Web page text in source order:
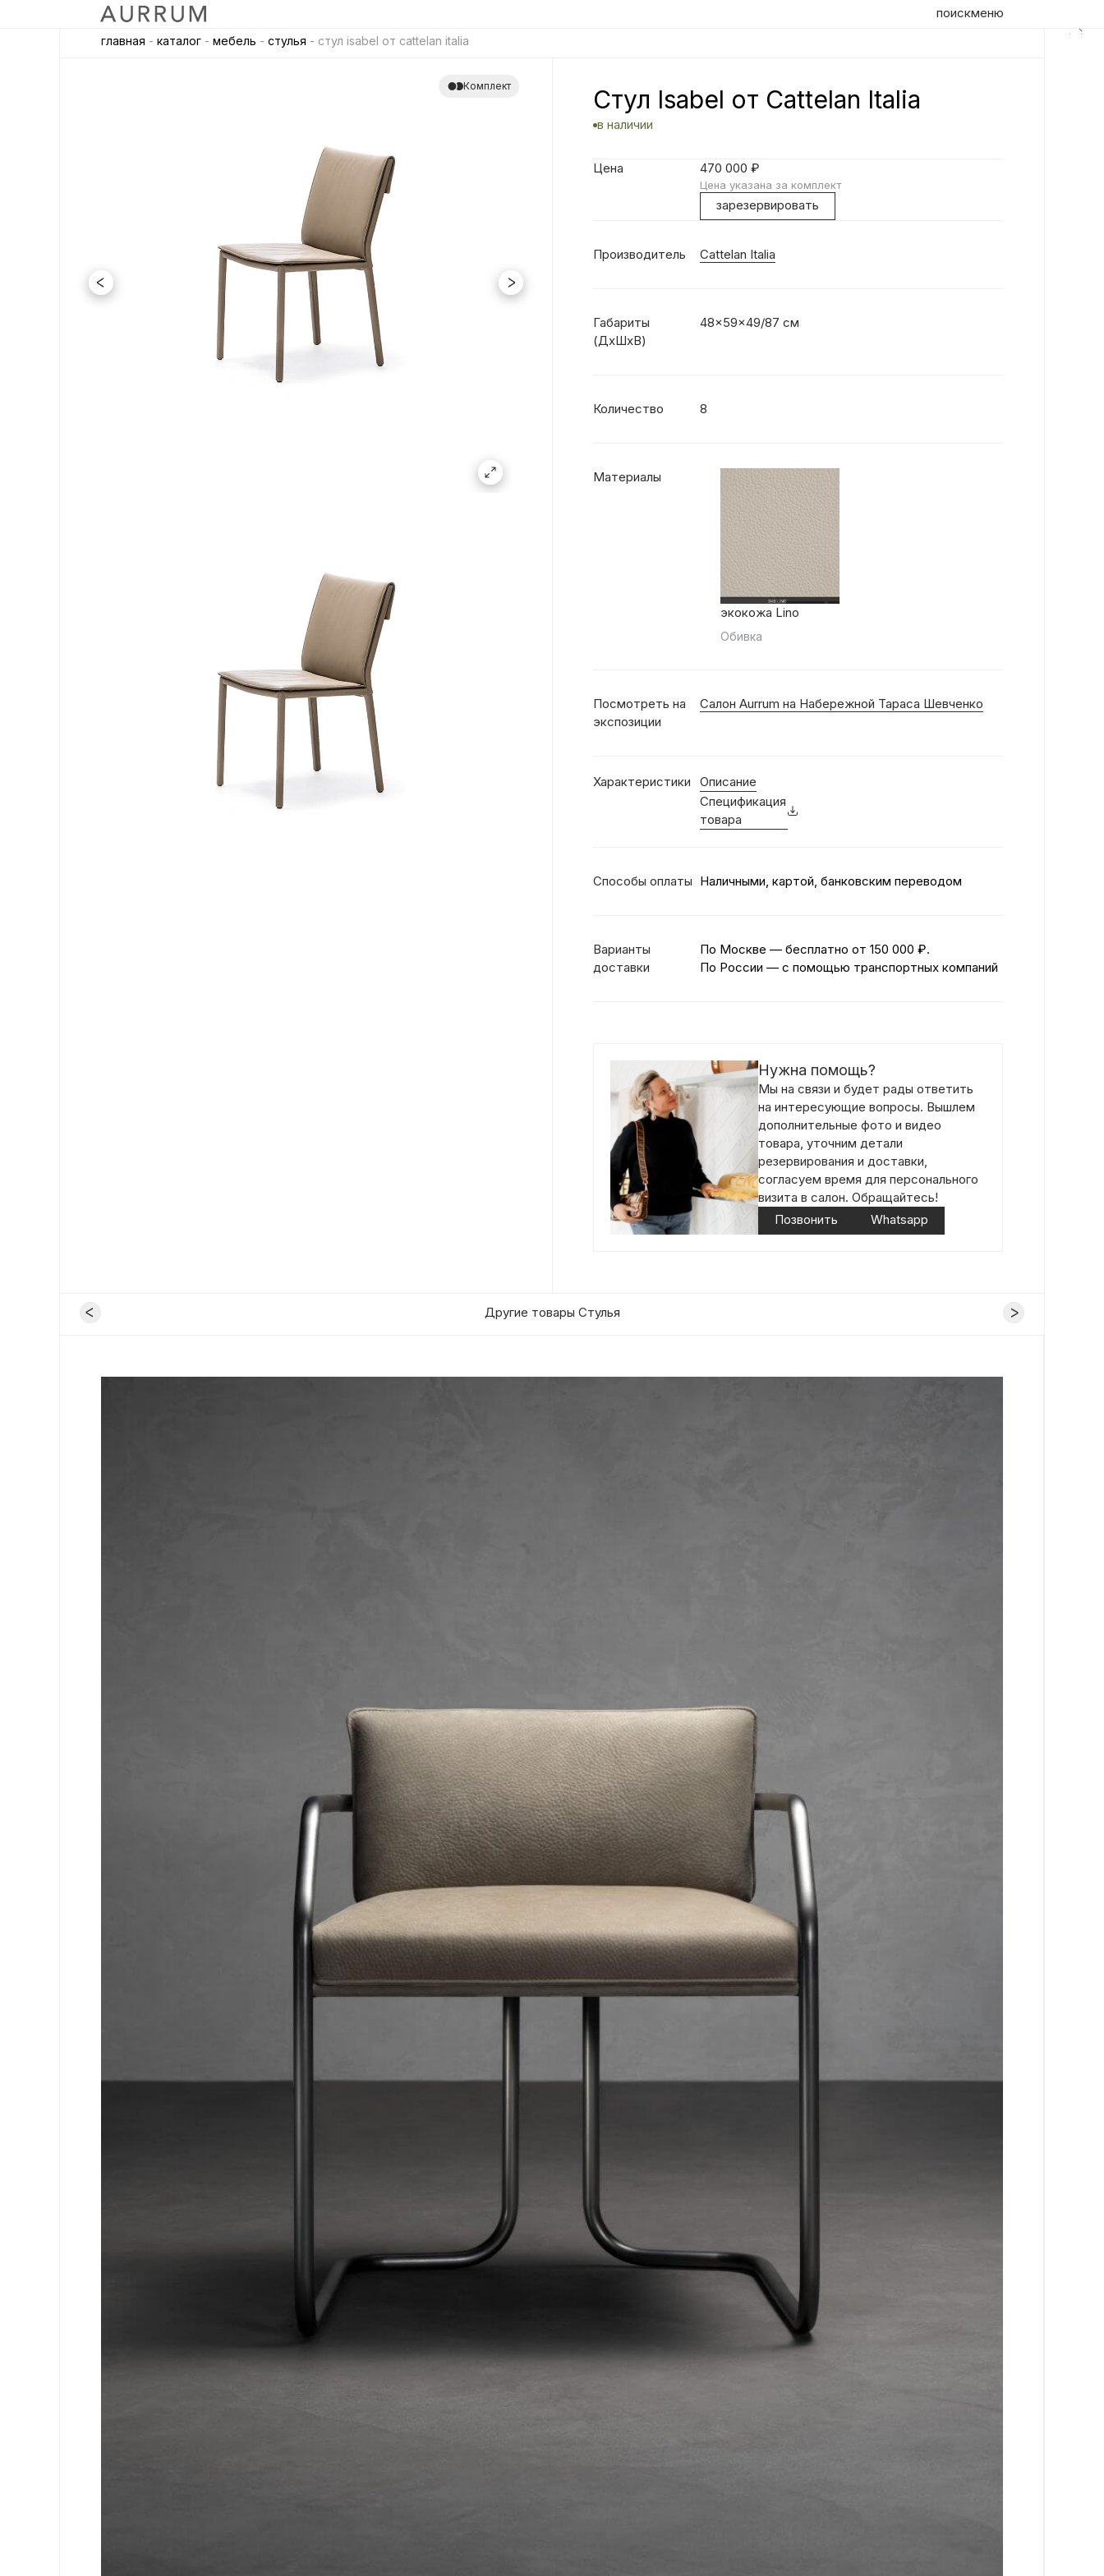
поискменю
главная - каталог - мебель - стулья - стул isabel от cattelan italia
Комплект Стул Isabel от Cattelan Italia
в наличии
Цена 470 000 ₽
Цена указана за комплект
зарезервировать
Производитель Cattelan Italia
Габариты
(ДхШхВ)
48x59x49/87 см
Количество 8
Материалы
экокожа Lino
Обивка
Посмотреть на
экспозиции
Салон Aurrum на Набережной Тараса Шевченко
Характеристики
Описание
Спецификация
товара
Способы оплаты Наличными, картой, банковским переводом
Варианты
доставки
По Москве — бесплатно от 150 000 ₽.
По России — с помощью транспортных компаний
Нужна помощь?
Мы на связи и будет рады ответить
на интересующие вопросы. Вышлем
дополнительные фото и видео
товара, уточним детали
резервирования и доставки,
согласуем время для персонального
визита в салон. Обращайтесь!
Позвонить
Whatsapp
Другие товары Стулья